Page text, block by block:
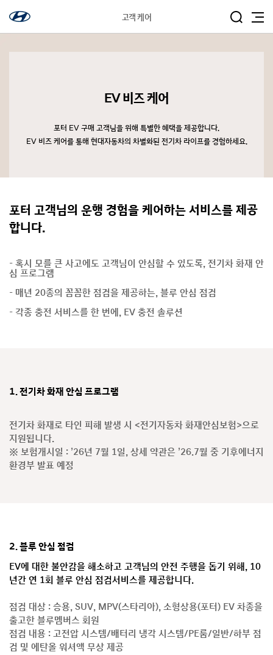
고객 케어
EV 비즈 케어
포터 EV 구매 고객님을 위해 특별한 혜택을 제공합니다.
EV 비즈 케어를 통해 현대자동차의 차별화된 전기차 라이프를 경험하세요.
포터 고객님의 운행 경험을 케어하는 서비스를 제공
합니다.
- 혹시 모를 큰 사고에도 고객님이 안심할 수 있도록, 전기차 화재 안
심 프로그램
- 매년 20종의 꼼꼼한 점검을 제공하는, 블루 안심 점검
- 각종 충전 서비스를 한 번에, EV 충전 솔루션
1. 전기차 화재 안심 프로그램
전기차 화재로 타인 피해 발생 시 <전기자동차 화재안심보험>으로
지원됩니다.
※ 보험개시일 : ’26년 7월 1일, 상세 약관은 ’26.7월 중 기후에너지
환경부 발표 예정
2. 블루 안심 점검
EV에 대한 불안감을 해소하고 고객님의 안전 주행을 돕기 위해, 10
년간 연 1회 블루 안심 점검서비스를 제공합니다.
점검 대상 : 승용, SUV, MPV(스타리아), 소형상용(포터) EV 차종을
출고한 블루멤버스 회원
점검 내용 : 고전압 시스템/배터리 냉각 시스템/PE룸/일반/하부 점
검 및 에탄올 워셔액 무상 제공